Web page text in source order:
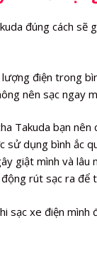
đúng cách
điện trong
nên sạc ngay
Takuda bạn
sử dụng bình ắc
giật mình và lâu
rút sạc ra
sạc xe điện mình